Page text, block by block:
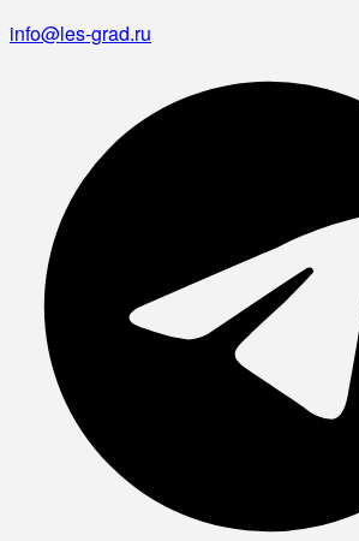
info@les-grad.ru